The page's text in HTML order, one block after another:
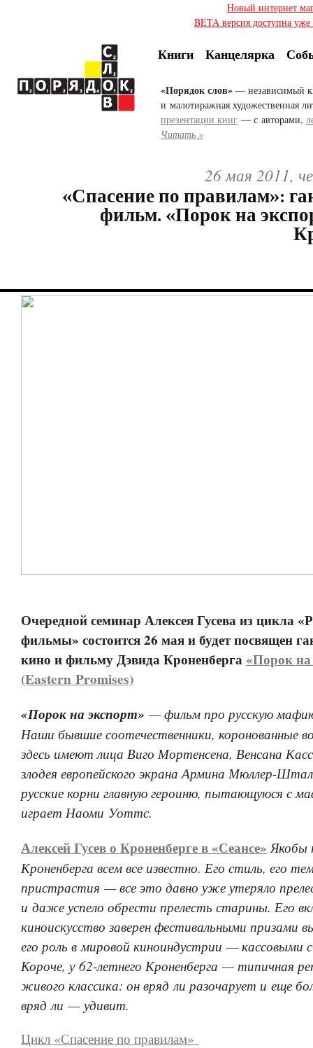
Новый интернет
BETA версия доступна
Книги Канцелярка
«Порядок слов» — независимый
и малотиражная художественная
презентации книг — с авторами,
Читать »
26 мая 2011,
«Спасение по правилам»:
фильм. «Порок на
Очередной семинар Алексея Гусева из цикла
фильмы» состоится 26 мая и будет посвящен
кино и фильму Дэвида Кроненберга«Порок на
(Eastern Promises)
«Порок на экспорт» — фильм про русскую
Наши бывшие соотечественники, коронованные
здесь имеют лица Виго Мортенсена, Венсана
злодея европейского экрана Армина Мюллер-
русские корни главную героиню, пытающуюся с
играет Наоми Уоттс.
Алексей Гусев о Кроненберге в «Сеансе» Якобы
Кроненберга всем все известно. Его стиль, его
пристрастия — все это давно уже утеряло
и даже успело обрести прелесть старины. Его
киноискусство заверен фестивальными призами
его роль в мировой киноиндустрии — кассовыми
Короче, у 62-летнего Кроненберга — типичная
живого классика: он вряд ли разочарует и еще
вряд ли — удивит.
Цикл «Спасение по правилам»